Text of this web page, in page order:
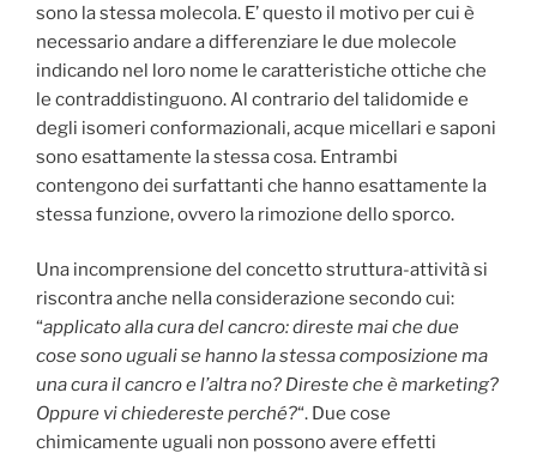
sono la stessa molecola. E’ questo il motivo per cui è
necessario andare a differenziare le due molecole
indicando nel loro nome le caratteristiche ottiche che
le contraddistinguono. Al contrario del talidomide e
degli isomeri conformazionali, acque micellari e saponi
sono esattamente la stessa cosa. Entrambi
contengono dei surfattanti che hanno esattamente la
stessa funzione, ovvero la rimozione dello sporco.
Una incomprensione del concetto struttura-attività si
riscontra anche nella considerazione secondo cui:
“applicato alla cura del cancro: direste mai che due
cose sono uguali se hanno la stessa composizione ma
una cura il cancro e l’altra no? Direste che è marketing?
Oppure vi chiedereste perché?“. Due cose
chimicamente uguali non possono avere effetti